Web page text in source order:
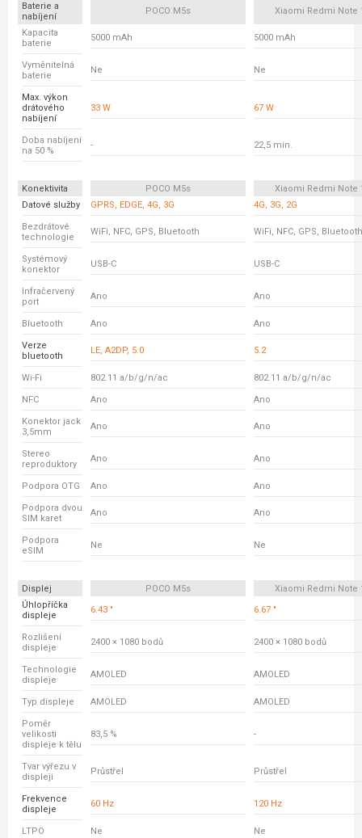
Baterie a
nabíjení
POCO M5s Xiaomi Redmi Note
Kapacita
baterie
5000 mAh 5000 mAh
Vyměnitelná
baterie
Ne Ne
Max. výkon
drátového
nabíjení
33 W 67 W
Doba nabíjení
na 50 %
- 22,5 min.
Konektivita POCO M5s
Xiaomi Redmi Note
Datové služby
GPRS, EDGE, 4G, 3G 4G, 3G, 2G
Bezdrátové
technologie
WiFi, NFC, GPS, Bluetooth WiFi, NFC, GPS, Bluetooth
Systémový
konektor
USB-C USB-C
Infračervený
port
Ano Ano
Bluetooth Ano Ano
Verze
bluetooth
LE, A2DP, 5.0 5.2
Wi-Fi 802.11 a/b/g/n/ac 802.11 a/b/g/n/ac
NFC Ano Ano
Konektor jack
3,5mm
Ano Ano
Stereo
reproduktory
Ano Ano
Podpora OTG Ano Ano
Podpora dvou
SIM karet
Ano Ano
Podpora
eSIM
Ne Ne
Displej POCO M5s
Xiaomi Redmi Note
Úhlopříčka
displeje
6.43 " 6.67 "
Rozlišení
displeje
2400 × 1080 bodů 2400 × 1080 bodů
Technologie
displeje
AMOLED AMOLED
Typ displeje AMOLED AMOLED
Poměr
velikosti
displeje k tělu
83,5 % -
Tvar výřezu v
displeji
Průstřel Průstřel
Frekvence
displeje
60 Hz 120 Hz
LTPO Ne Ne